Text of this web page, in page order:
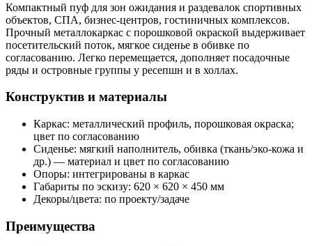
Компактный пуф для зон ожидания и раздевалок спортивных
объектов, СПА, бизнес-центров, гостиничных комплексов.
Прочный металлокаркас с порошковой окраской выдерживает
посетительский поток, мягкое сиденье в обивке по
согласованию. Легко перемещается, дополняет посадочные
ряды и островные группы у ресепшн и в холлах.
Конструктив и материалы
Каркас: металлический профиль, порошковая окраска;
цвет по согласованию
Сиденье: мягкий наполнитель, обивка (ткань/эко‑кожа и
др.) — материал и цвет по согласованию
Опоры: интегрированы в каркас
Габариты по эскизу: 620 × 620 × 450 мм
Декоры/цвета: по проекту/задаче
Преимущества